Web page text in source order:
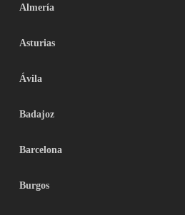
Almería
Asturias
Ávila
Badajoz
Barcelona
Burgos